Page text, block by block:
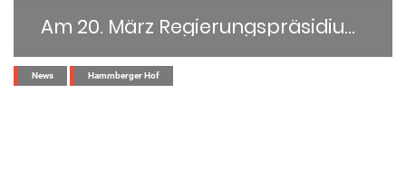
Am 20. März Regierungspräsidium Karlsruhe
Am 20. März tagte das Regierungspräsidium Karlsr...
News Hammberger Hof